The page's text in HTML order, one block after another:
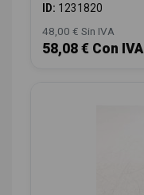
ID: 1231820
48,00 € Sin IVA
58,08 € Con IVA